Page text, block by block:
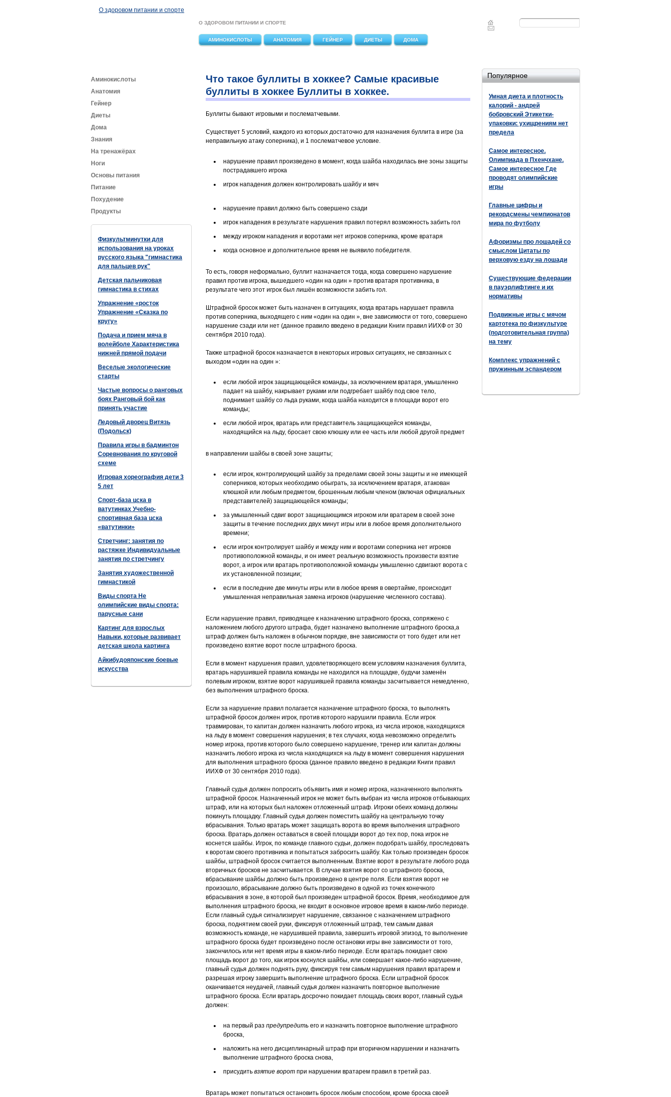
О здоровом питании и спорте
Форма
Поиск
О ЗДОРОВОМ ПИТАНИИ И СПОРТЕ
АМИНОКИСЛОТЫ АНАТОМИЯ ГЕЙНЕР ДИЕТЫ ДОМА
Популярное
Умная диета и плотность
калорий - андрей
бобровский Этикетки-
упаковки: ухищрениям нет
предела
Самое интересное.
Олимпиада в Пхенчхане.
Самое интересное Где
проводят олимпийские
игры
Главные цифры и
рекордсмены чемпионатов
мира по футболу
Афоризмы про лошадей со
смыслом Цитаты по
верховую езду на лошади
Существующие федерации
в пауэрлифтинге и их
нормативы
Подвижные игры с мячом
картотека по физкультуре
(подготовительная группа)
на тему
Комплекс упражнений с
пружинным эспандером
Аминокислоты
Анатомия
Гейнер
Диеты
Дома
Знания
На тренажёрах
Ноги
Основы питания
Питание
Похудение
Продукты
Физкультминутки для
использования на уроках
русского языка "гимнастика
для пальцев рук"
Детская пальчиковая
гимнастика в стихах
Упражнение «росток
Упражнение «Сказка по
кругу»
Подача и прием мяча в
волейболе Характеристика
нижней прямой подачи
Веселые экологические
старты
Частые вопросы о ранговых
боях Ранговый бой как
принять участие
Ледовый дворец Витязь
(Подольск)
Правила игры в бадминтон
Соревнования по круговой
схеме
Игровая хореография дети 3
5 лет
Спорт-база цска в
ватутинках Учебно-
спортивная база цска
«ватутинки»
Стретчинг: занятия по
растяжке Индивидуальные
занятия по стретчингу
Занятия художественной
гимнастикой
Виды спорта Не
олимпийские виды спорта:
парусные сани
Картинг для взрослых
Навыки, которые развивает
детская школа картинга
Айкибудояпонские боевые
искусства
Что такое буллиты в хоккее? Самые красивые
буллиты в хоккее Буллиты в хоккее.
Буллиты бывают игровыми и послематчевыми.
Существует 5 условий, каждого из которых достаточно для назначения буллита в игре (за
неправильную атаку соперника), и 1 послематчевое условие.
нарушение правил произведено в момент, когда шайба находилась вне зоны защиты
пострадавшего игрока
игрок нападения должен контролировать шайбу и мяч
нарушение правил должно быть совершено сзади
игрок нападения в результате нарушения правил потерял возможность забить гол
между игроком нападения и воротами нет игроков соперника, кроме вратаря
когда основное и дополнительное время не выявило победителя.
То есть, говоря неформально, буллит назначается тогда, когда совершено нарушение
правил против игрока, вышедшего «один на один » против вратаря противника, в
результате чего этот игрок был лишён возможности забить гол.
Штрафной бросок может быть назначен в ситуациях, когда вратарь нарушает правила
против соперника, выходящего с ним «один на один », вне зависимости от того, совершено
нарушение сзади или нет (данное правило введено в редакции Книги правил ИИХФ от 30
сентября 2010 года).
Также штрафной бросок назначается в некоторых игровых ситуациях, не связанных с
выходом «один на один »:
если любой игрок защищающейся команды, за исключением вратаря, умышленно
падает на шайбу, накрывает руками или подгребает шайбу под свое тело,
поднимает шайбу со льда руками, когда шайба находится в площади ворот его
команды;
если любой игрок, вратарь или представитель защищающейся команды,
находящийся на льду, бросает свою клюшку или ее часть или любой другой предмет
в направлении шайбы в своей зоне защиты;
если игрок, контролирующий шайбу за пределами своей зоны защиты и не имеющей
соперников, которых необходимо обыграть, за исключением вратаря, атакован
клюшкой или любым предметом, брошенным любым членом (включая официальных
представителей) защищающейся команды;
за умышленный сдвиг ворот защищающимся игроком или вратарем в своей зоне
защиты в течение последних двух минут игры или в любое время дополнительного
времени;
если игрок контролирует шайбу и между ним и воротами соперника нет игроков
противоположной команды, и он имеет реальную возможность произвести взятие
ворот, а игрок или вратарь противоположной команды умышленно сдвигают ворота с
их установленной позиции;
если в последние две минуты игры или в любое время в овертайме, происходит
умышленная неправильная замена игроков (нарушение численного состава).
Если нарушение правил, приводящее к назначению штрафного броска, сопряжено с
наложением любого другого штрафа, будет назначено выполнение штрафного броска,а
штраф должен быть наложен в обычном порядке, вне зависимости от того будет или нет
произведено взятие ворот после штрафного броска.
Если в момент нарушения правил, удовлетворяющего всем условиям назначения буллита,
вратарь нарушившей правила команды не находился на площадке, будучи заменён
полевым игроком, взятие ворот нарушившей правила команды засчитывается немедленно,
без выполнения штрафного броска.
Если за нарушение правил полагается назначение штрафного броска, то выполнять
штрафной бросок должен игрок, против которого нарушили правила. Если игрок
травмирован, то капитан должен назначить любого игрока, из числа игроков, находящихся
на льду в момент совершения нарушения; в тех случаях, когда невозможно определить
номер игрока, против которого было совершено нарушение, тренер или капитан должны
назначить любого игрока из числа находящихся на льду в момент совершения нарушения
для выполнения штрафного броска (данное правило введено в редакции Книги правил
ИИХФ от 30 сентября 2010 года).
Главный судья должен попросить объявить имя и номер игрока, назначенного выполнять
штрафной бросок. Назначенный игрок не может быть выбран из числа игроков отбывающих
штраф, или на которых был наложен отложенный штраф. Игроки обеих команд должны
покинуть площадку. Главный судья должен поместить шайбу на центральную точку
вбрасывания. Только вратарь может защищать ворота во время выполнения штрафного
броска. Вратарь должен оставаться в своей площади ворот до тех пор, пока игрок не
коснется шайбы. Игрок, по команде главного судьи, должен подобрать шайбу, проследовать
к воротам своего противника и попытаться забросить шайбу. Как только произведен бросок
шайбы, штрафной бросок считается выполненным. Взятие ворот в результате любого рода
вторичных бросков не засчитывается. В случае взятия ворот со штрафного броска,
вбрасывание шайбы должно быть произведено в центре поля. Если взятия ворот не
произошло, вбрасывание должно быть произведено в одной из точек конечного
вбрасывания в зоне, в которой был произведен штрафной бросок. Время, необходимое для
выполнения штрафного броска, не входит в основное игровое время в каком-либо периоде.
Если главный судья сигнализирует нарушение, связанное с назначением штрафного
броска, поднятием своей руки, фиксируя отложенный штраф, тем самым давая
возможность команде, не нарушившей правила, завершить игровой эпизод, то выполнение
штрафного броска будет произведено после остановки игры вне зависимости от того,
закончилось или нет время игры в каком-либо периоде. Если вратарь покидает свою
площадь ворот до того, как игрок коснулся шайбы, или совершает какое-либо нарушение,
главный судья должен поднять руку, фиксируя тем самым нарушения правил вратарем и
разрешая игроку завершить выполнение штрафного броска. Если штрафной бросок
оканчивается неудачей, главный судья должен назначить повторное выполнение
штрафного броска. Если вратарь досрочно покидает площадь своих ворот, главный судья
должен:
на первый раз предупредить его и назначить повторное выполнение штрафного
броска,
наложить на него дисциплинарный штраф при вторичном нарушении и назначить
выполнение штрафного броска снова,
присудить взятие ворот при нарушении вратарем правил в третий раз.
Вратарь может попытаться остановить бросок любым способом, кроме броска своей